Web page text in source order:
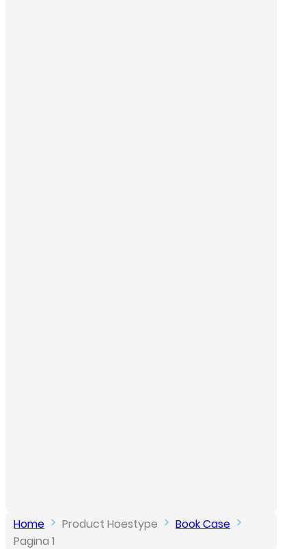
Home Product Hoestype
Book Case
Pagina 1